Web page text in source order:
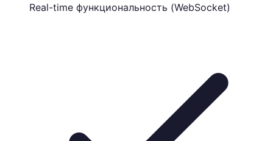
Real-time функциональность (WebSocket)